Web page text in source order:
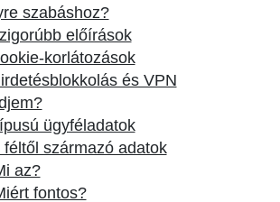
szabáshoz?
előírások
korlátozások
és VPN
ügyféladatok
féltől származó adatok
az?
fontos?